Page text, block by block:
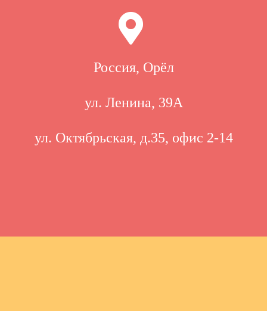
Россия, Орёл
ул. Ленина, 39А
ул. Октябрьская, д.35, офис 2-14